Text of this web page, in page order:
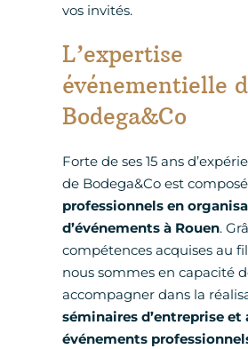
vos invités.
L’expertise
événementielle
Bodega&Co
Forte de ses 15 ans
de Bodega&Co est
professionnels en
d’événements à Rouen.
compétences acquises au
nous sommes en capacité
accompagner dans la
séminaires d’entreprise et
événements